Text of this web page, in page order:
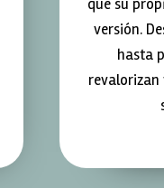
que su
versión.
hasta
revalorizan